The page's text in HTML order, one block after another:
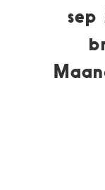
sep